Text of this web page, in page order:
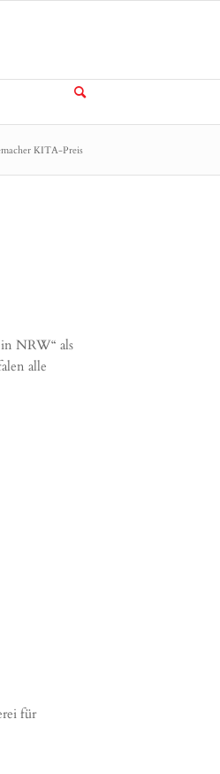
KITA-Preis
NRW“ als
alle
für